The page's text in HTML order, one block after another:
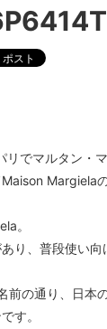
リでマルタン・
Margiela
。
り、普段使い
前の通り、日本
す。